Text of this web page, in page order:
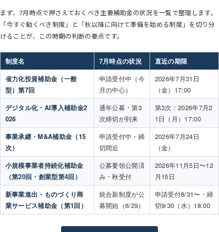
まず、7月時点で押さえておくべき主要補助金の状況を一覧で整理します。
「今すぐ動くべき制度」と「秋以降に向けて準備を始める制度」を切り分
けることが、この時期の判断の要点です。
制度名 7月時点の状況
直近の期限
省力化投資補助金（一般
型）第7回
申請受付中（今
月の中心）
2026年7月31日
（金）17:00
デジタル化・AI導入補助金2
026
通年公募・第3
次締切が到来
第3次：2026年7月2
1日（月）17:00
事業承継・M&A補助金（15
次）
申請受付中・締
切間近
2026年7月24日
（金）
小規模事業者持続化補助金
（第20回・創業型第4回）
公募要領公開済
み・秋受付
2026年11月5日〜12
月15日
新事業進出・ものづくり商
業サービス補助金（第1回）
統合新制度が公
募開始（6/29）
申請受付8/31〜・締
切9/30（水）18:00